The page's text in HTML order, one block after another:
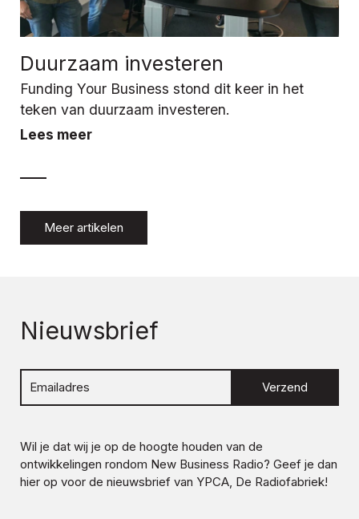
Duurzaam investeren
Funding Your Business stond dit keer in het
teken van duurzaam investeren.
Lees meer
Meer artikelen
Nieuwsbrief
Verzend
Wil je dat wij je op de hoogte houden van de
ontwikkelingen rondom New Business Radio? Geef je dan
hier op voor de nieuwsbrief van YPCA, De Radiofabriek!